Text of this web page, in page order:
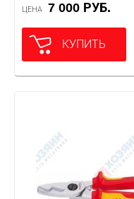
ЦЕНА 7 000 РУБ.
КУПИТЬ